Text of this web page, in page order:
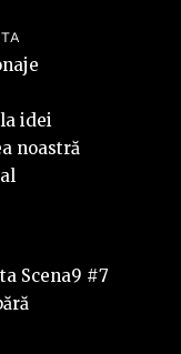
idei
noastră
Scena9 #7